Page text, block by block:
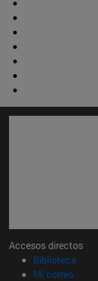
Accesos directos
Biblioteca
Mi correo(abre